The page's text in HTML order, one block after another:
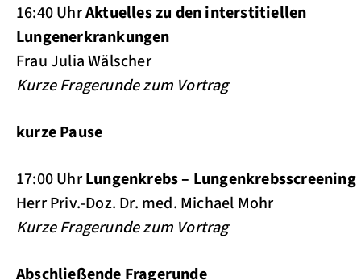
16:40 UhrAktuelles zu den interstitiellen
Lungenerkrankungen
Frau Julia Wälscher
Kurze Fragerunde zum Vortrag
kurze Pause
17:00 UhrLungenkrebs – Lungenkrebsscreening
Herr Priv.-Doz. Dr. med. Michael Mohr
Kurze Fragerunde zum Vortrag
Abschließende Fragerunde